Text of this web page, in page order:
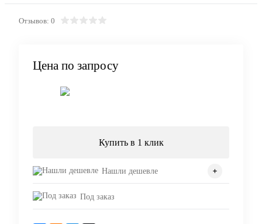
Отзывов: 0
Цена по запросу
Купить в 1 клик
Нашли дешевле
Под заказ